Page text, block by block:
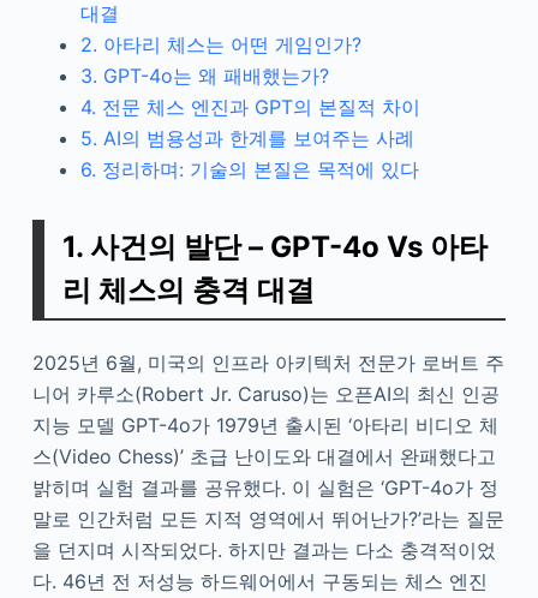
대결
2. 아타리 체스는 어떤 게임인가?
3. GPT-4o는 왜 패배했는가?
4. 전문 체스 엔진과 GPT의 본질적 차이
5. AI의 범용성과 한계를 보여주는 사례
6. 정리하며: 기술의 본질은 목적에 있다
1. 사건의 발단 – GPT-4o Vs 아타
리 체스의 충격 대결
2025년 6월, 미국의 인프라 아키텍처 전문가 로버트 주
니어 카루소(Robert Jr. Caruso)는 오픈AI의 최신 인공
지능 모델 GPT-4o가 1979년 출시된 ‘아타리 비디오 체
스(Video Chess)’ 초급 난이도와 대결에서 완패했다고
밝히며 실험 결과를 공유했다. 이 실험은 ‘GPT-4o가 정
말로 인간처럼 모든 지적 영역에서 뛰어난가?’라는 질문
을 던지며 시작되었다. 하지만 결과는 다소 충격적이었
다. 46년 전 저성능 하드웨어에서 구동되는 체스 엔진